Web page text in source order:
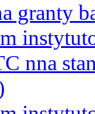
granty
nna